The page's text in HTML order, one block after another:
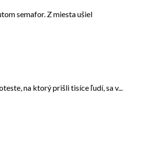
semafor. Z miesta ušiel
na ktorý prišli tisíce ľudí, sa v...